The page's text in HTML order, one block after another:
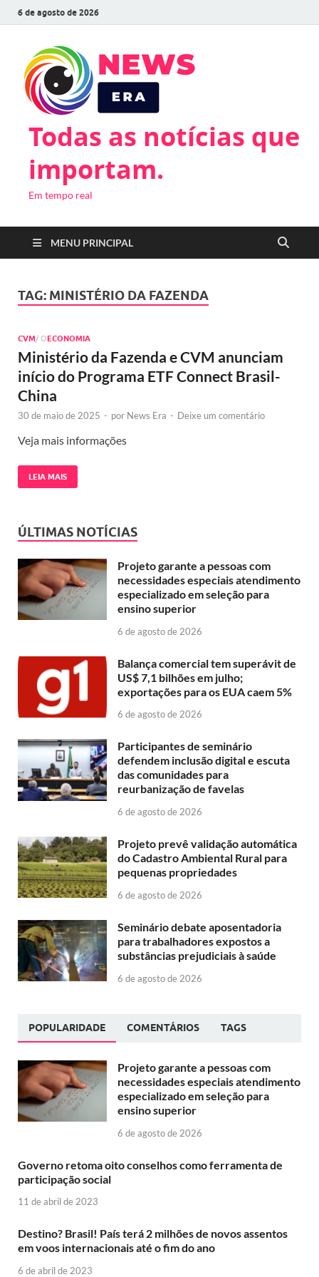
6 de agosto de 2026
Todas as notícias que
importam.
Em tempo real
MENU PRINCIPAL
TAG: MINISTÉRIO DA FAZENDA
CVM/ OECONOMIA
Ministério da Fazenda e CVM anunciam
início do Programa ETF Connect Brasil-
China
30 de maio de 2025 - por News Era - Deixe um comentário
Veja mais informações
LEIA MAIS
ÚLTIMAS NOTÍCIAS
Projeto garante a pessoas com
necessidades especiais atendimento
especializado em seleção para
ensino superior
6 de agosto de 2026
Balança comercial tem superávit de
US$ 7,1 bilhões em julho;
exportações para os EUA caem 5%
6 de agosto de 2026
Participantes de seminário
defendem inclusão digital e escuta
das comunidades para
reurbanização de favelas
6 de agosto de 2026
Projeto prevê validação automática
do Cadastro Ambiental Rural para
pequenas propriedades
6 de agosto de 2026
Seminário debate aposentadoria
para trabalhadores expostos a
substâncias prejudiciais à saúde
6 de agosto de 2026
POPULARIDADE COMENTÁRIOS TAGS
Projeto garante a pessoas com
necessidades especiais atendimento
especializado em seleção para
ensino superior
6 de agosto de 2026
Governo retoma oito conselhos como ferramenta de
participação social
11 de abril de 2023
Destino? Brasil! País terá 2 milhões de novos assentos
em voos internacionais até o fim do ano
6 de abril de 2023